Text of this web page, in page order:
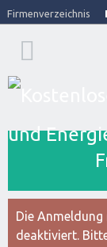
Firmenverzeichnis
Die
deaktiviert.